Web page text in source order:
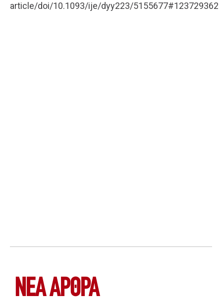
article/doi/10.1093/ije/dyy223/5155677#123729362
ΝΕΑ ΆΡΘΡΑ